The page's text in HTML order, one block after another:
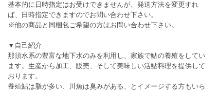
基本的に日時指定はお受けできませんが、発送方法を変更すれ
ば、日時指定できますのでお問い合わせ下さい。
※他の商品と同梱包ご希望の方はお問い合わせ下さい。
▼自己紹介
那須水系の豊富な地下水のみを利用し、家族で鮎の養殖をしてい
ます。生産から加工、販売、そして美味しい活鮎料理を提供して
おります。
養殖鮎は脂が多い、川魚は臭みがある、とイメージする方もいら